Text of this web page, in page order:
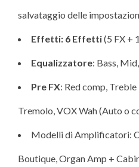
salvataggio delle
Effetti: 6 Effetti(5 FX +
Equalizzatore: Bass,
Pre FX: Red comp,
Tremolo, VOX Wah (Auto o
Modelli di Amplificatori:
Boutique, Organ Amp +